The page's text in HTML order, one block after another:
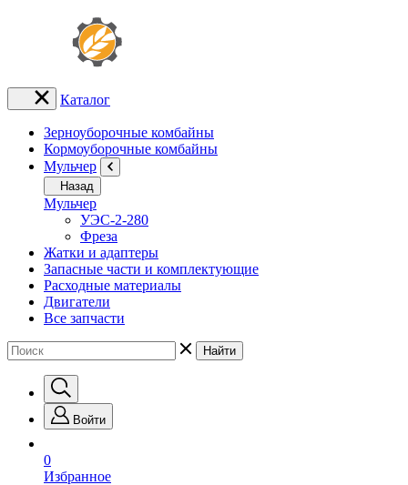
Каталог
Зерноуборочные комбайны
Кормоуборочные комбайны
Мульчер
Назад
Мульчер
УЭС-2-280
Фреза
Жатки и адаптеры
Запасные части и комплектующие
Расходные материалы
Двигатели
Все запчасти
Найти
Войти
0
Избранное